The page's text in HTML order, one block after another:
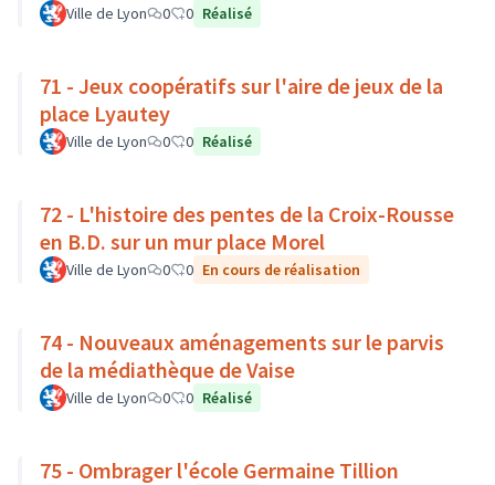
Ville de Lyon 0 0 Réalisé
71 - Jeux coopératifs sur l'aire de jeux de la
place Lyautey
Ville de Lyon 0 0 Réalisé
72 - L'histoire des pentes de la Croix-Rousse
en B.D. sur un mur place Morel
Ville de Lyon 0 0 En cours de réalisation
74 - Nouveaux aménagements sur le parvis
de la médiathèque de Vaise
Ville de Lyon 0 0 Réalisé
75 - Ombrager l'école Germaine Tillion